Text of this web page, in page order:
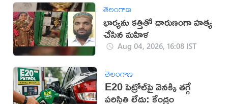
తెలంగాణ
భార్యను కత్తితో దారుణంగా హత్య
చేసిన మహిళ
Aug 04, 2026, 16:08 IST
తెలంగాణ
E20 పెట్రోల్‌పై వెనక్కి తగ్గే
పరిస్థితి లేదు: కేంద్రం